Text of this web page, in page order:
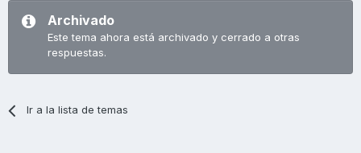
Archivado
Este tema ahora está archivado y cerrado a otras
respuestas.
Ir a la lista de temas